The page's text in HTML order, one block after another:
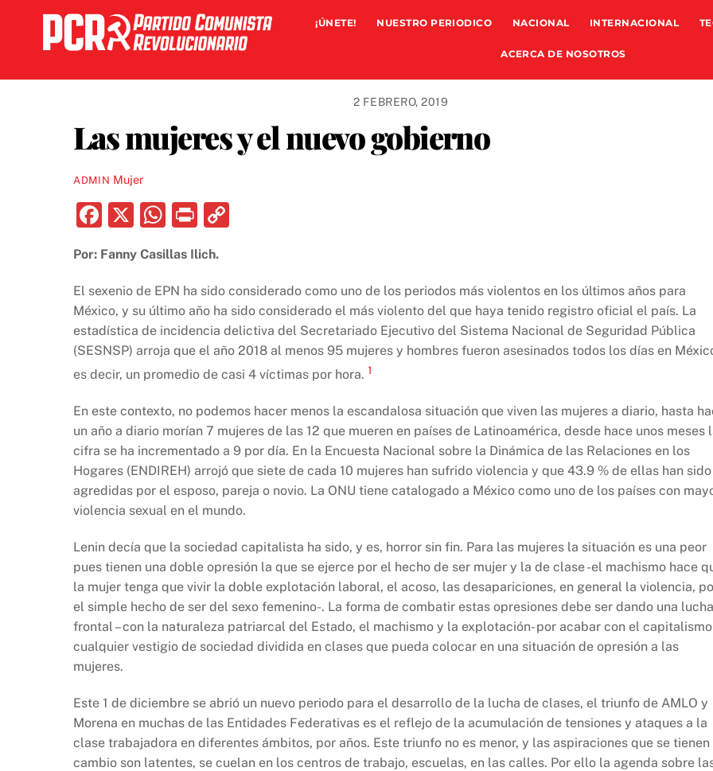
content
¡ÚNETE! NUESTRO PERIODICO NACIONAL INTERNACIONAL
ACERCA DE NOSOTROS
2 FEBRERO, 2019
Las mujeres y el nuevo gobierno
ADMIN Mujer
F
c
e
b
o
o
X
W
at
s
A
p
p
P
nt
y
Li
n
k
Por: Fanny Casillas Ilich.
El sexenio de EPN ha sido considerado como uno de los periodos más violentos en los últimos años para
México, y su último año ha sido considerado el más violento del que haya tenido registro oficial el país. La
estadística de incidencia delictiva del Secretariado Ejecutivo del Sistema Nacional de Seguridad Pública
(SESNSP) arroja que el año 2018 al menos 95 mujeres y hombres fueron asesinados todos los días en
es decir, un promedio de casi 4 víctimas por hora. 1
En este contexto, no podemos hacer menos la escandalosa situación que viven las mujeres a diario, hasta
un año a diario morían 7 mujeres de las 12 que mueren en países de Latinoamérica, desde hace unos meses
cifra se ha incrementado a 9 por día. En la Encuesta Nacional sobre la Dinámica de las Relaciones en los
Hogares (ENDIREH) arrojó que siete de cada 10 mujeres han sufrido violencia y que 43.9 % de ellas han sido
agredidas por el esposo, pareja o novio. La ONU tiene catalogado a México como uno de los países con
violencia sexual en el mundo.
Lenin decía que la sociedad capitalista ha sido, y es, horror sin fin. Para las mujeres la situación es una peor
pues tienen una doble opresión la que se ejerce por el hecho de ser mujer y la de clase -el machismo hace
la mujer tenga que vivir la doble explotación laboral, el acoso, las desapariciones, en general la violencia,
el simple hecho de ser del sexo femenino-. La forma de combatir estas opresiones debe ser dando una lucha
frontal – con la naturaleza patriarcal del Estado, el machismo y la explotación- por acabar con el
cualquier vestigio de sociedad dividida en clases que pueda colocar en una situación de opresión a las
mujeres.
Este 1 de diciembre se abrió un nuevo periodo para el desarrollo de la lucha de clases, el triunfo de AMLO y
Morena en muchas de las Entidades Federativas es el reflejo de la acumulación de tensiones y ataques a la
clase trabajadora en diferentes ámbitos, por años. Este triunfo no es menor, y las aspiraciones que se tienen
cambio son latentes, se cuelan en los centros de trabajo, escuelas, en las calles. Por ello la agenda sobre